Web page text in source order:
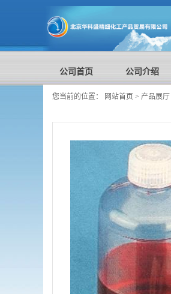
公司首页 公司介绍
您当前的位置： 网站首页 > 产品展厅